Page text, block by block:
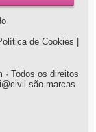
de Cookies
· Todos os direitos
são marcas